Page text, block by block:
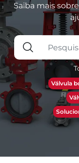
Saiba mais
Válvula